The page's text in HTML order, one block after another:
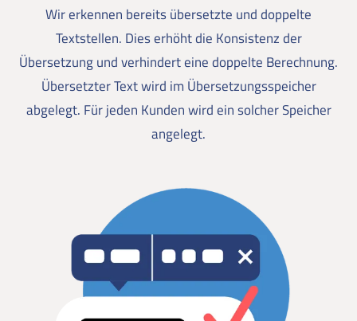
Wir erkennen bereits übersetzte und doppelte
Textstellen. Dies erhöht die Konsistenz der
Übersetzung und verhindert eine doppelte Berechnung.
Übersetzter Text wird im Übersetzungsspeicher
abgelegt. Für jeden Kunden wird ein solcher Speicher
angelegt.